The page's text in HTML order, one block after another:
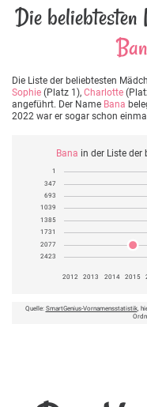
Die
Die Liste der beliebtesten
Sophie (Platz 1), Charlotte
angeführt. Der Name Bana
2022 war er sogar schon
Bana in der Liste der
1
347
693
1039
1385
1731
2077
2423
2012 2013 2014 2015
Quelle: SmartGenius-Vornamensstatistik,